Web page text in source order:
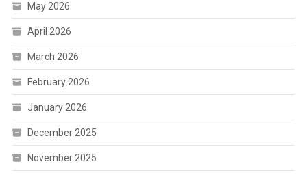
May 2026
April 2026
March 2026
February 2026
January 2026
December 2025
November 2025